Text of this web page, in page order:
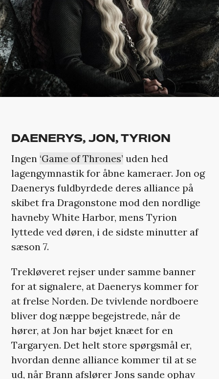
DAENERYS, JON, TYRION
Ingen ‘Game of Thrones’ uden hed
lagengymnastik for åbne kameraer. Jon og
Daenerys fuldbyrdede deres alliance på
skibet fra Dragonstone mod den nordlige
havneby White Harbor, mens Tyrion
lyttede ved døren, i de sidste minutter af
sæson 7.
Trekløveret rejser under samme banner
for at signalere, at Daenerys kommer for
at frelse Norden. De tvivlende nordboere
bliver dog næppe begejstrede, når de
hører, at Jon har bøjet knæet for en
Targaryen. Det helt store spørgsmål er,
hvordan denne alliance kommer til at se
ud, når Brann afslører Jons sande ophav